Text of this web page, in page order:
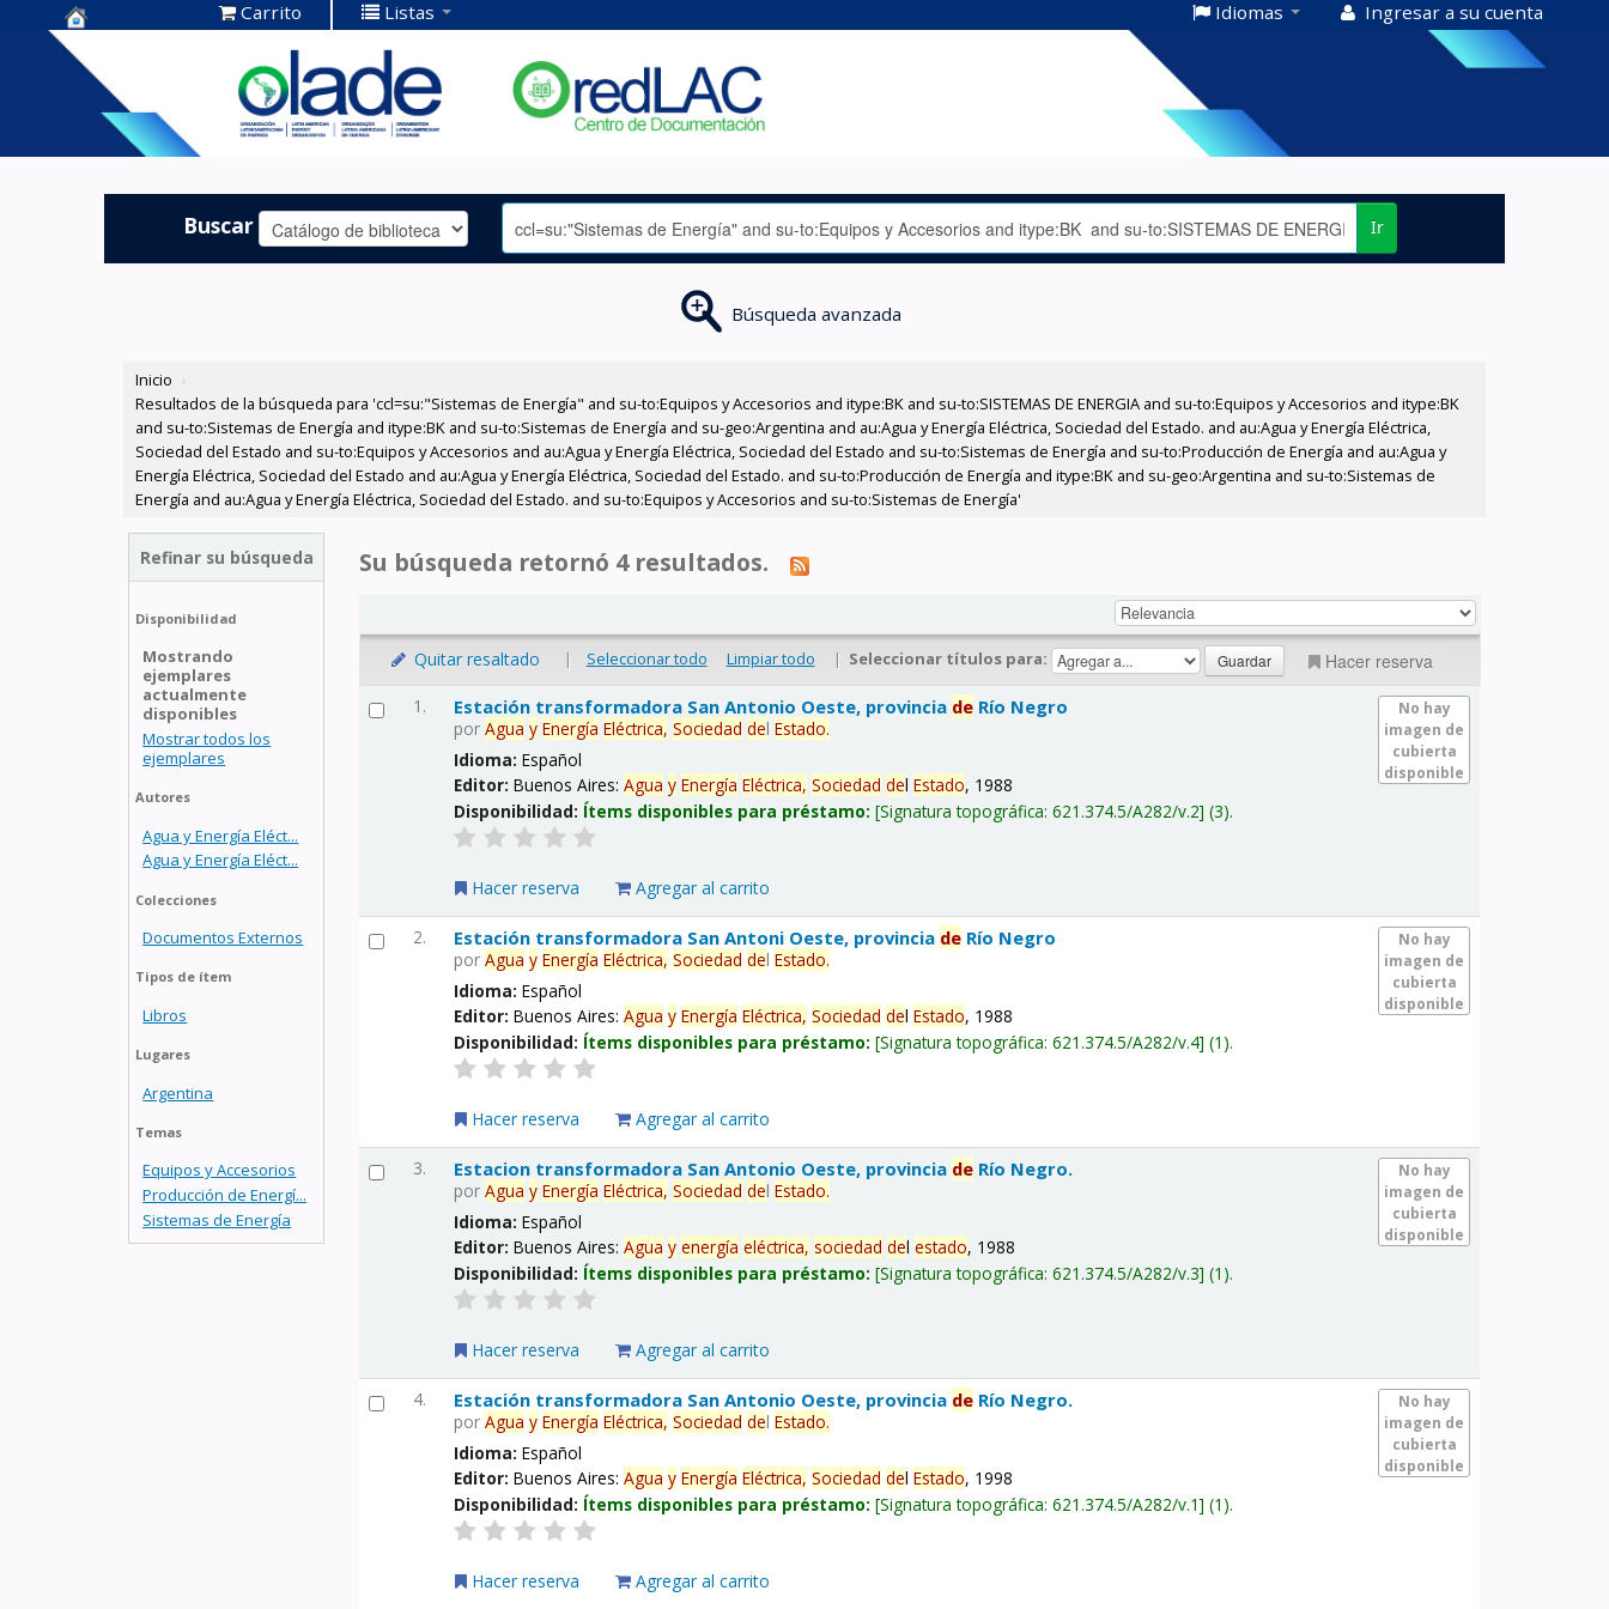
Centro de
Documentación
OLADE -
Carrito Listas Idiomas Ingresar a su cuenta
Buscar Ir
Búsqueda avanzada
Inicio ›
Resultados de la búsqueda para 'ccl=su:"Sistemas de Energía" and su-to:Equipos y Accesorios and itype:BK and su-to:SISTEMAS DE ENERGIA and su-to:Equipos y Accesorios and itype:BK
and su-to:Sistemas de Energía and itype:BK and su-to:Sistemas de Energía and su-geo:Argentina and au:Agua y Energía Eléctrica, Sociedad del Estado. and au:Agua y Energía Eléctrica,
Sociedad del Estado and su-to:Equipos y Accesorios and au:Agua y Energía Eléctrica, Sociedad del Estado and su-to:Sistemas de Energía and su-to:Producción de Energía and au:Agua y
Energía Eléctrica, Sociedad del Estado and au:Agua y Energía Eléctrica, Sociedad del Estado. and su-to:Producción de Energía and itype:BK and su-geo:Argentina and su-to:Sistemas de
Energía and au:Agua y Energía Eléctrica, Sociedad del Estado. and su-to:Equipos y Accesorios and su-to:Sistemas de Energía'
Refinar su búsqueda
Disponibilidad
Mostrando
ejemplares
actualmente
disponibles
Mostrar todos los
ejemplares
Autores
Agua y Energía Eléct...
Agua y Energía Eléct...
Colecciones
Documentos Externos
Tipos de ítem
Libros
Lugares
Argentina
Temas
Equipos y Accesorios
Producción de Energí...
Sistemas de Energía
Su búsqueda retornó 4 resultados.
Quitar resaltado | Seleccionar todo Limpiar todo | Seleccionar títulos para: Hacer reserva
1.
No hay
imagen de
cubierta
disponible
Estación transformadora San Antonio Oeste, provincia de Río Negro
porAgua y Energía Eléctrica, Sociedad delEstado.
Idioma:Español
Editor:Buenos Aires:Agua y Energía Eléctrica, Sociedad delEstado, 1988
Disponibilidad: Ítems disponibles para préstamo: Signatura topográfica:621.374.5/A282/v.2 (3).
Hacer reserva Agregar al carrito
2.
No hay
imagen de
cubierta
disponible
Estación transformadora San Antoni Oeste, provincia de Río Negro
porAgua y Energía Eléctrica, Sociedad delEstado.
Idioma:Español
Editor:Buenos Aires:Agua y Energía Eléctrica, Sociedad delEstado, 1988
Disponibilidad: Ítems disponibles para préstamo: Signatura topográfica:621.374.5/A282/v.4 (1).
Hacer reserva Agregar al carrito
3.
No hay
imagen de
cubierta
disponible
Estacion transformadora San Antonio Oeste, provincia de Río Negro.
porAgua y Energía Eléctrica, Sociedad delEstado.
Idioma:Español
Editor:Buenos Aires:Agua y energía eléctrica, sociedad delestado, 1988
Disponibilidad: Ítems disponibles para préstamo: Signatura topográfica:621.374.5/A282/v.3 (1).
Hacer reserva Agregar al carrito
4.
No hay
imagen de
cubierta
disponible
Estación transformadora San Antonio Oeste, provincia de Río Negro.
porAgua y Energía Eléctrica, Sociedad delEstado.
Idioma:Español
Editor:Buenos Aires:Agua y Energía Eléctrica, Sociedad delEstado, 1998
Disponibilidad: Ítems disponibles para préstamo: Signatura topográfica:621.374.5/A282/v.1 (1).
Hacer reserva Agregar al carrito